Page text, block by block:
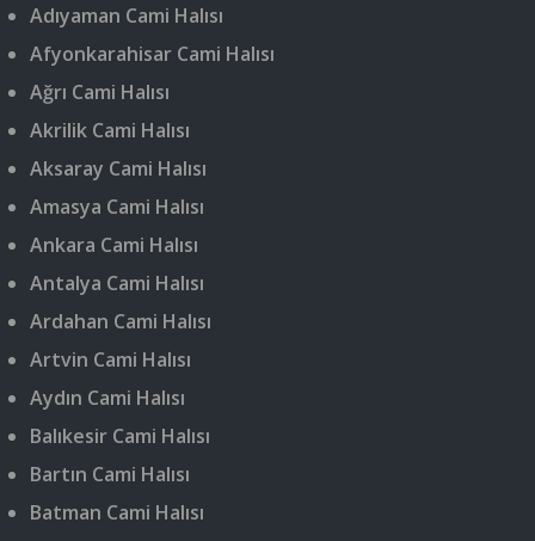
Adıyaman Cami Halısı
Afyonkarahisar Cami Halısı
Ağrı Cami Halısı
Akrilik Cami Halısı
Aksaray Cami Halısı
Amasya Cami Halısı
Ankara Cami Halısı
Antalya Cami Halısı
Ardahan Cami Halısı
Artvin Cami Halısı
Aydın Cami Halısı
Balıkesir Cami Halısı
Bartın Cami Halısı
Batman Cami Halısı